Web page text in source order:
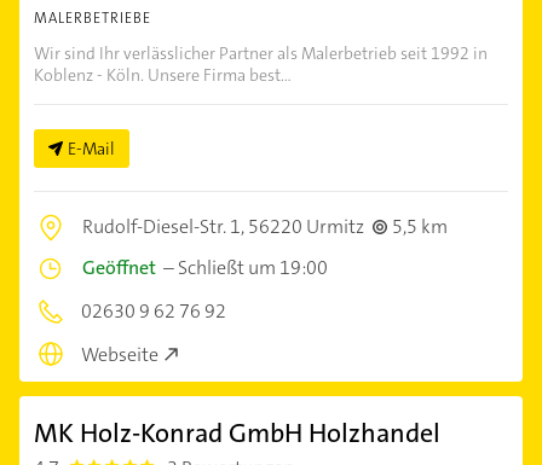
MALERBETRIEBE
Wir sind Ihr verlässlicher Partner als Malerbetrieb seit 1992 in
Koblenz - Köln. Unsere Firma best...
E-Mail
Rudolf-Diesel-Str. 1,56220 Urmitz
5,5 km
Geöffnet –Schließt um 19:00
02630 9 62 76 92
Webseite
MK Holz-Konrad GmbH Holzhandel